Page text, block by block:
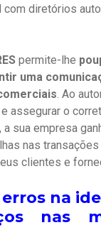
com diretórios
permite-lhe
uma
. Ao
assegurar o
sua empresa
nas
clientes e
na
nas